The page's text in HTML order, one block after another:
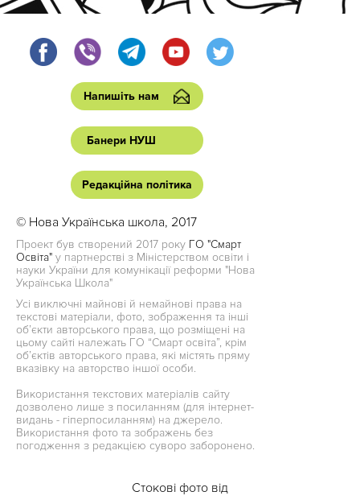
Напишіть нам
Банери НУШ
Редакційна політика
© Нова Українська школа, 2017
Проект був створений 2017 року ГО "Смарт
Освіта" у партнерстві з Міністерством освіти і
науки України для комунікації реформи "Нова
Українська Школа"
Усі виключні майнові й немайнові права на
текстові матеріали, фото, зображення та інші
об’єкти авторського права, що розміщені на
цьому сайті належать ГО “Смарт освіта”, крім
об’єктів авторського права, які містять пряму
вказівку на авторство іншої особи.
Використання текстових матеріалів сайту
дозволено лише з посиланням (для інтернет-
видань - гіперпосиланням) на джерело.
Використання фото та зображень без
погодження з редакцією суворо заборонено.
Стокові фото від